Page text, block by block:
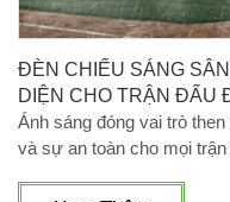
ĐÈN CHIẾU SÁNG
DIỆN CHO TRẬN ĐẤU
Ánh sáng đóng vai trò
và sự an toàn cho mọi